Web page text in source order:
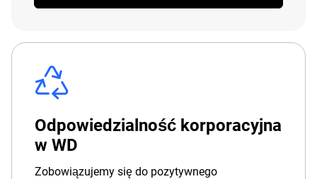
Odpowiedzialność korporacyjna
w WD
Zobowiązujemy się do pozytywnego